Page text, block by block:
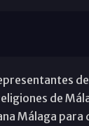
de
Málaga para